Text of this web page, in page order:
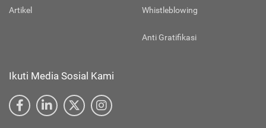
Artikel Whistleblowing
Anti Gratifikasi
Ikuti Media Sosial Kami